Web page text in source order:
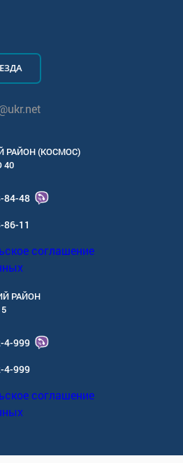
РАЙОН (КОСМОС)
40
84-48
86-11
соглашение
РАЙОН
4-999
4-999
соглашение